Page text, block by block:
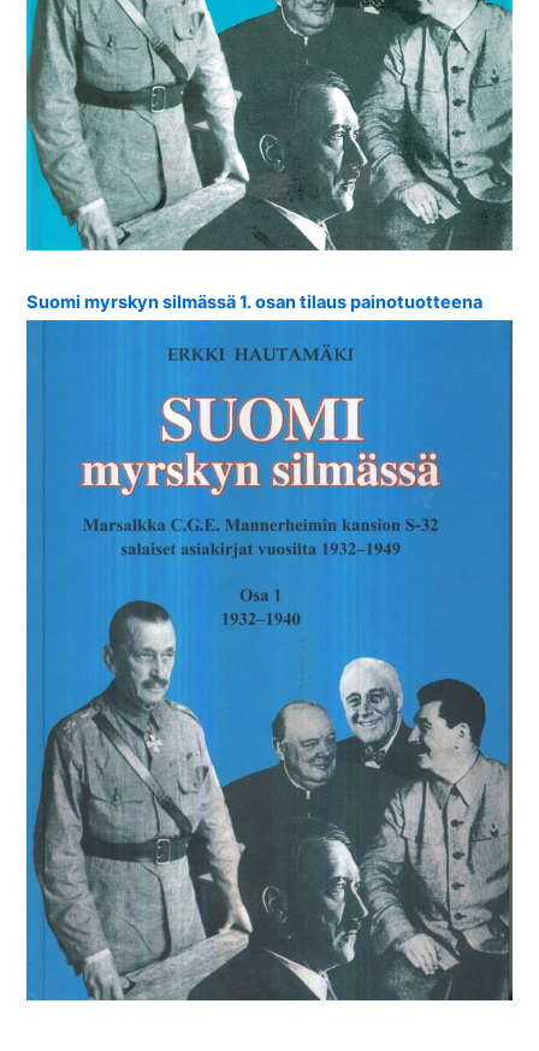
Suomi myrskyn silmässä 1. osan tilaus painotuotteena